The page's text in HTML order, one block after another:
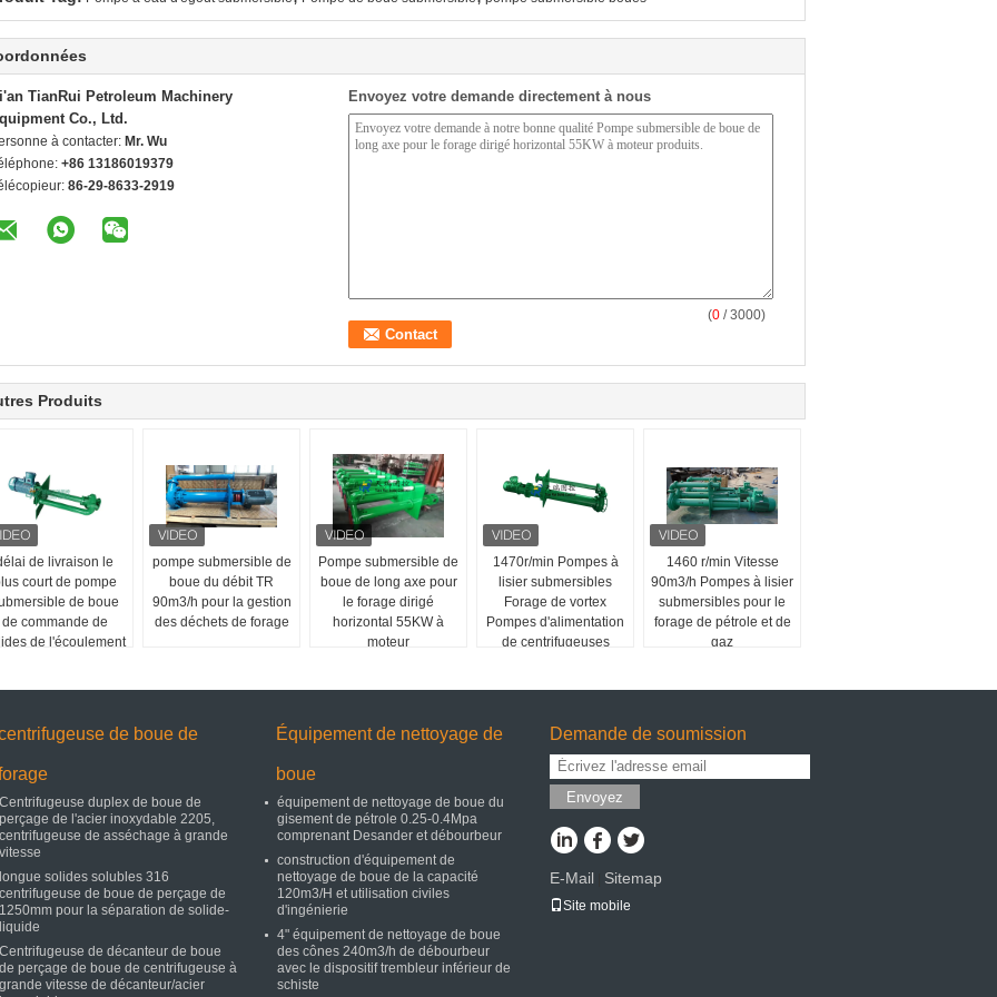
TianRui Petroleum Machinery
Co., Ltd.
à contacter: Mr. Wu
+86 13186019379
86-29-8633-2919
Envoyez votre demande directement à nous
(0 / 3000)
Produits
de livraison le
court de pompe
de boue
de commande de
de l'écoulement
pompe submersible de
boue du débit TR
90m3/h pour la gestion
des déchets de forage
Pompe submersible de
boue de long axe pour
le forage dirigé
horizontal 55KW à
moteur
1470r/min Pompes à
lisier submersibles
Forage de vortex
Pompes d'alimentation
de centrifugeuses
1460 r/min Vitesse
90m3/h Pompes à lisier
submersibles pour le
forage de pétrole et de
gaz
de boue de
Centrifugeuse duplex de boue de
perçage de l'acier inoxydable 2205,
centrifugeuse de asséchage à grande
vitesse
longue solides solubles 316
centrifugeuse de boue de perçage de
1250mm pour la séparation de solide-
liquide
Centrifugeuse de décanteur de boue
de perçage de boue de centrifugeuse à
grande vitesse de décanteur/acier
Équipement de nettoyage de
boue
équipement de nettoyage de boue du
gisement de pétrole 0.25-0.4Mpa
comprenant Desander et débourbeur
construction d'équipement de
nettoyage de boue de la capacité
120m3/H et utilisation civiles
d'ingénierie
4" équipement de nettoyage de boue
des cônes 240m3/h de débourbeur
avec le dispositif trembleur inférieur de
schiste
Demande de soumission
Envoyez
E-Mail Sitemap
Site mobile